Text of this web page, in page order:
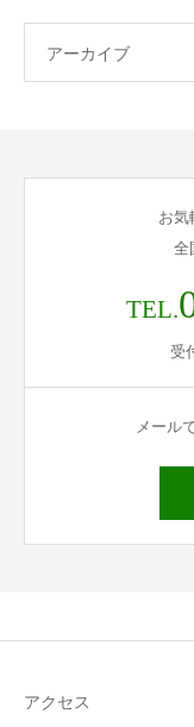
アーカイブ
お気
全
TEL.
受
メール
アクセス